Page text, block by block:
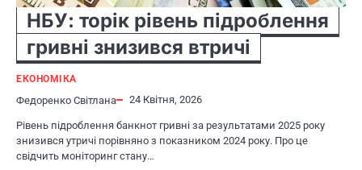
НБУ: торік рівень підроблення
гривні знизився втричі
ЕКОНОМІКА
Федоренко Світлана 24 Квітня, 2026
Рівень підроблення банкнот гривні за результатами 2025 року
знизився утричі порівняно з показником 2024 року. Про це
свідчить моніторинг стану…